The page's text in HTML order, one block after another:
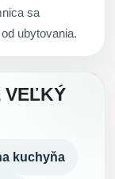
sa
ubytovania.
VEĽKÝ
kuchyňa